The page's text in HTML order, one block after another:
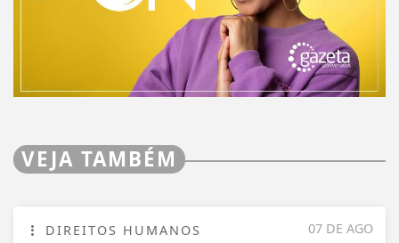
VEJA TAMBÉM
07 DE AGO
DIREITOS HUMANOS